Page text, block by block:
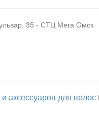
35 - СТЦ Мега Омск
аксессуаров для волос